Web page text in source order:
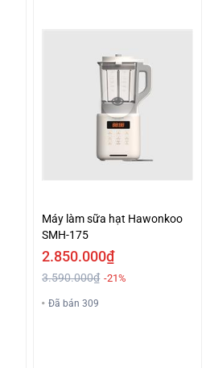
Máy làm sữa hạt Hawonkoo
SMH-175
2.850.000₫
3.590.000₫ -21%
Đã bán 309